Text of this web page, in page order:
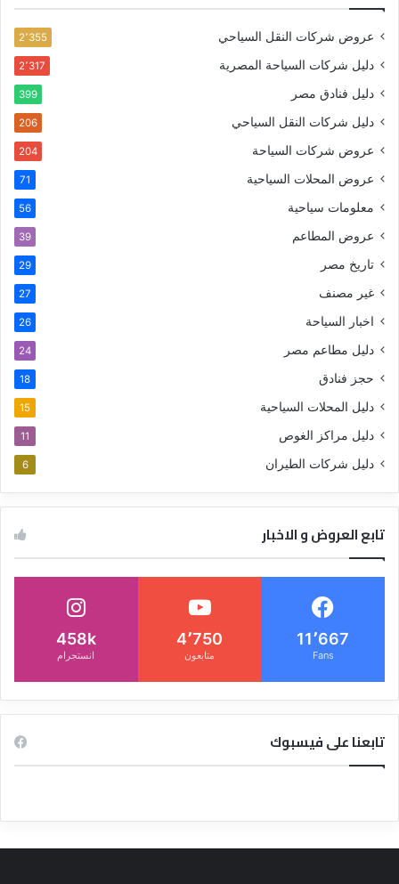
عروض شركات النقل السياحي 2٬355
دليل شركات السياحة المصرية 2٬317
دليل فنادق مصر 399
دليل شركات النقل السياحي 206
عروض شركات السياحة 204
عروض المحلات السياحية 71
معلومات سياحية 56
عروض المطاعم 39
تاريخ مصر 29
غير مصنف 27
اخبار السياحة 26
دليل مطاعم مصر 24
حجز فنادق 18
دليل المحلات السياحية 15
دليل مراكز الغوص 11
دليل شركات الطيران 6
تابع العروض و الاخبار
11٬667
Fans
4٬750
متابعون
458k
انستجرام
تابعنا على فيسبوك